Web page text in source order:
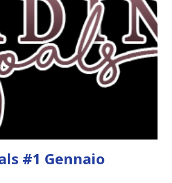
genere ma ho letto pochi libri
iniziarne qualcuno. Attraverso il
\\ 19 settembre. Qualsiasi
"Salem" deve essere
affascinata dalla storia delle
oltre alle streghe aggiungiamo
malefiche, la mia curiosità monta
#1 Gennaio